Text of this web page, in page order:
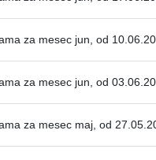
za mesec jun, od
za mesec jun, od
za mesec maj, od